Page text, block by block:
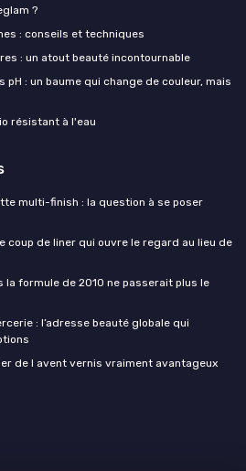
?
: conseils et techniques
: un atout beauté incontournable
pH : un baume qui change de couleur, mais
résistant à l'eau
multi-finish : la question à se poser
coup de liner qui ouvre le regard au lieu de
formule de 2010 ne passerait plus le
: l’adresse beauté globale qui
de l avent vernis vraiment avantageux